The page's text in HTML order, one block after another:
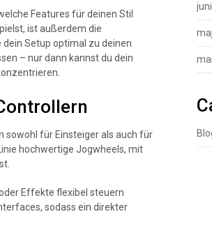
Features für deinen Stil
ist außerdem die
Setup optimal zu deinen
– nur dann kannst du dein
sowohl für Einsteiger als auch für
hochwertige Jogwheels, mit
Effekte flexibel steuern
sodass ein direkter